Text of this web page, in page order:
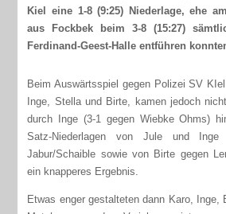
Kiel eine 1-8 (9:25) Niederlage, ehe
aus Fockbek beim 3-8 (15:27)
Ferdinand-Geest-Halle entführen
Beim Auswärtsspiel gegen Polizei SV
Inge, Stella und Birte, kamen jedoch
durch Inge (3-1 gegen Wiebke Ohms)
Satz-Niederlagen von Jule und
Jabur/Schaible sowie von Birte gegen
ein knapperes Ergebnis.
Etwas enger gestalteten dann Karo, Inge,